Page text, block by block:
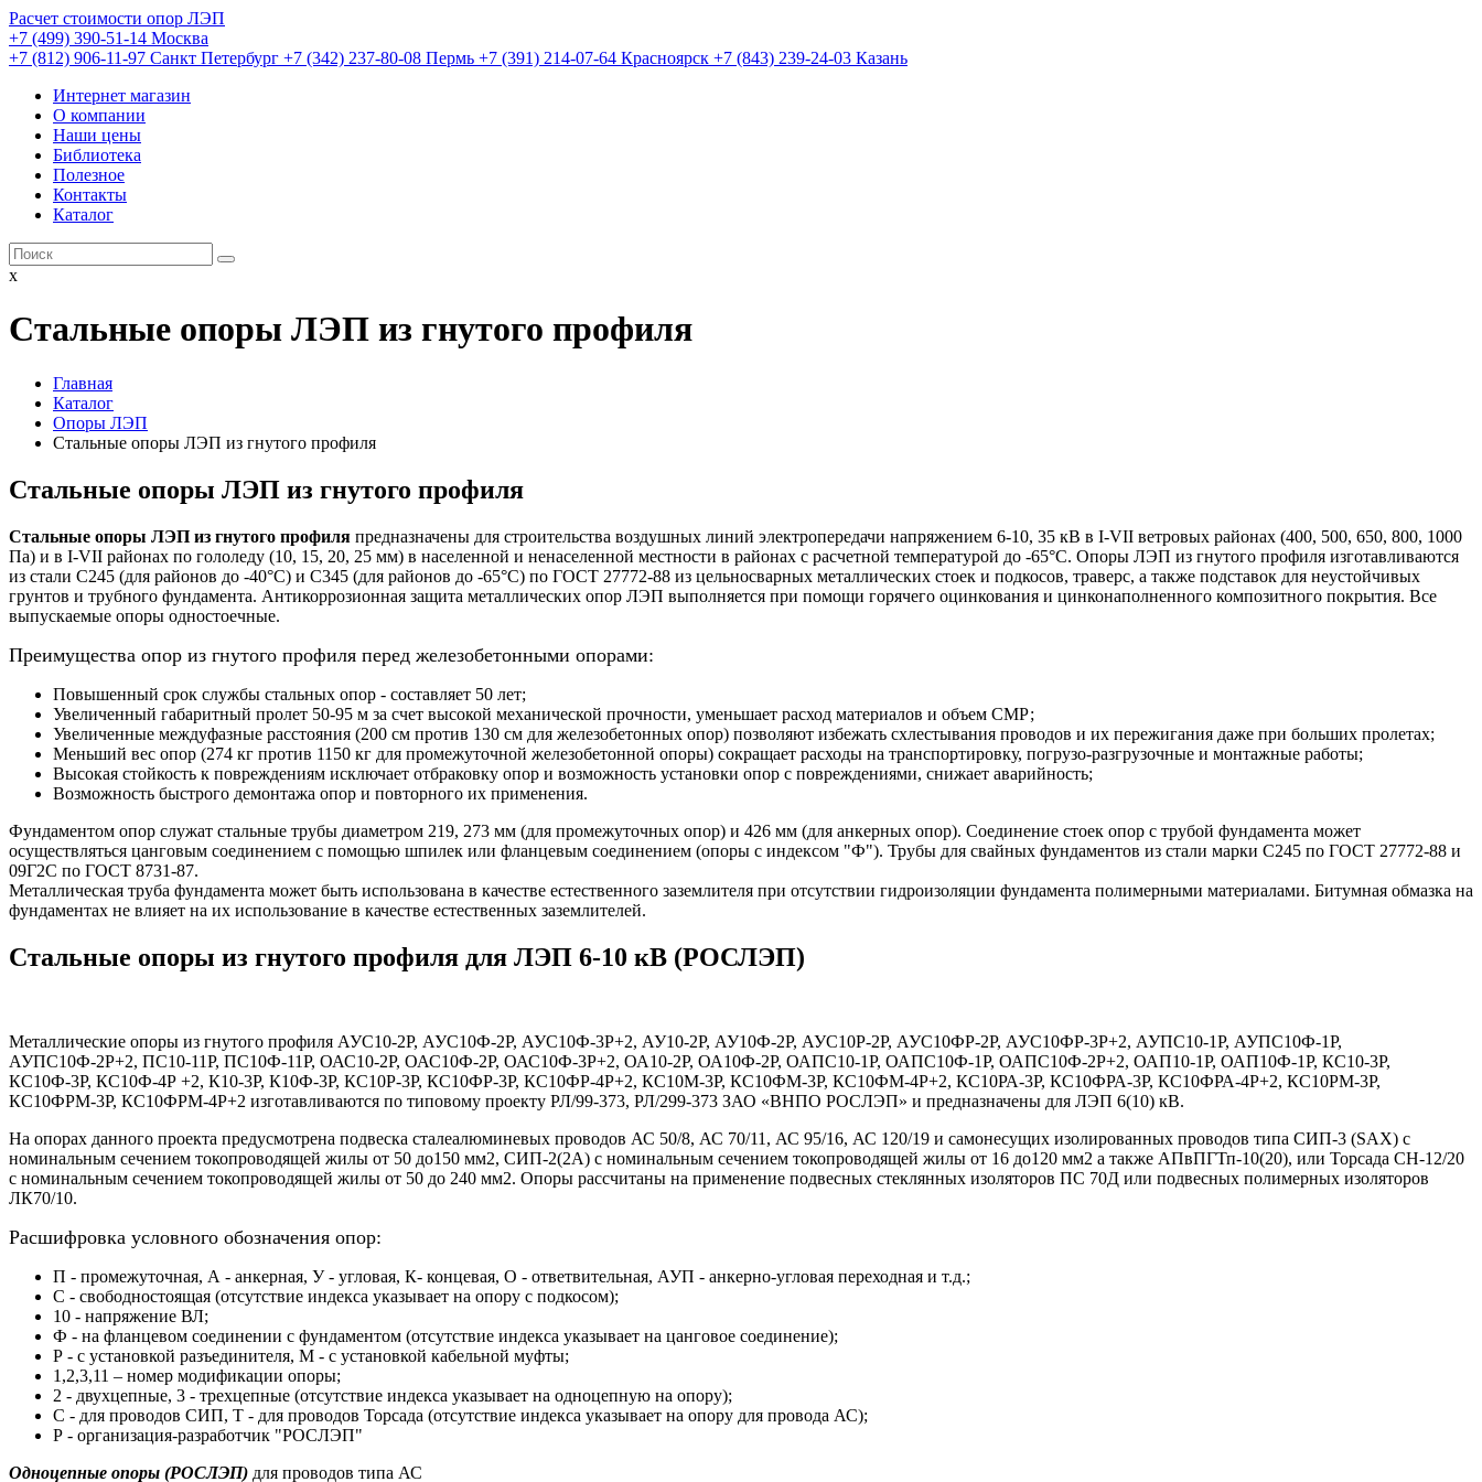
Расчет стоимости опор ЛЭП
+7 (499) 390-51-14 Москва
+7 (812) 906-11-97 Санкт Петербург +7 (342) 237-80-08 Пермь +7 (391) 214-07-64 Красноярск +7 (843) 239-24-03 Казань
Интернет магазин
О компании
Наши цены
Библиотека
Полезное
Контакты
Каталог
x
Стальные опоры ЛЭП из гнутого профиля
Главная
Каталог
Опоры ЛЭП
Стальные опоры ЛЭП из гнутого профиля
Стальные опоры ЛЭП из гнутого профиля
Стальные опоры ЛЭП из гнутого профиля предназначены для строительства воздушных линий электропередачи напряжением 6-10, 35 кВ в I-VII ветровых районах (400, 500, 650, 800, 1000
Па) и в I-VII районах по гололеду (10, 15, 20, 25 мм) в населенной и ненаселенной местности в районах с расчетной температурой до -65°С. Опоры ЛЭП из гнутого профиля изготавливаются
из стали С245 (для районов до -40°С) и С345 (для районов до -65°С) по ГОСТ 27772-88 из цельносварных металлических стоек и подкосов, траверс, а также подставок для неустойчивых
грунтов и трубного фундамента. Антикоррозионная защита металлических опор ЛЭП выполняется при помощи горячего оцинкования и цинконаполненного композитного покрытия. Все
выпускаемые опоры одностоечные.
Преимущества опор из гнутого профиля перед железобетонными опорами:
Повышенный срок службы стальных опор - составляет 50 лет;
Увеличенный габаритный пролет 50-95 м за счет высокой механической прочности, уменьшает расход материалов и объем СМР;
Увеличенные междуфазные расстояния (200 см против 130 см для железобетонных опор) позволяют избежать схлестывания проводов и их пережигания даже при больших пролетах;
Меньший вес опор (274 кг против 1150 кг для промежуточной железобетонной опоры) сокращает расходы на транспортировку, погрузо-разгрузочные и монтажные работы;
Высокая стойкость к повреждениям исключает отбраковку опор и возможность установки опор с повреждениями, снижает аварийность;
Возможность быстрого демонтажа опор и повторного их применения.
Фундаментом опор служат стальные трубы диаметром 219, 273 мм (для промежуточных опор) и 426 мм (для анкерных опор). Соединение стоек опор с трубой фундамента может
осуществляться цанговым соединением с помощью шпилек или фланцевым соединением (опоры с индексом "Ф"). Трубы для свайных фундаментов из стали марки С245 по ГОСТ 27772-88 и
09Г2С по ГОСТ 8731-87.
Металлическая труба фундамента может быть использована в качестве естественного заземлителя при отсутствии гидроизоляции фундамента полимерными материалами. Битумная обмазка на
фундаментах не влияет на их использование в качестве естественных заземлителей.
Стальные опоры из гнутого профиля для ЛЭП 6-10 кВ (РОСЛЭП)
Металлические опоры из гнутого профиля АУС10-2Р, АУС10Ф-2Р, АУС10Ф-3Р+2, АУ10-2Р, АУ10Ф-2Р, АУС10Р-2Р, АУС10ФР-2Р, АУС10ФР-3Р+2, АУПС10-1Р, АУПС10Ф-1Р,
АУПС10Ф-2Р+2, ПС10-11Р, ПС10Ф-11Р, ОАС10-2Р, ОАС10Ф-2Р, ОАС10Ф-3Р+2, ОА10-2Р, ОА10Ф-2Р, ОАПС10-1Р, ОАПС10Ф-1Р, ОАПС10Ф-2Р+2, ОАП10-1Р, ОАП10Ф-1Р, КС10-3Р,
КС10Ф-3Р, КС10Ф-4Р +2, К10-3Р, К10Ф-3Р, КС10Р-3Р, КС10ФР-3Р, КС10ФР-4Р+2, КС10М-3Р, КС10ФМ-3Р, КС10ФМ-4Р+2, КС10РА-3Р, КС10ФРА-3Р, КС10ФРА-4Р+2, КС10РМ-3Р,
КС10ФРМ-3Р, КС10ФРМ-4Р+2 изготавливаются по типовому проекту РЛ/99-373, РЛ/299-373 ЗАО «ВНПО РОСЛЭП» и предназначены для ЛЭП 6(10) кВ.
На опорах данного проекта предусмотрена подвеска сталеалюминевых проводов АС 50/8, АС 70/11, АС 95/16, АС 120/19 и самонесущих изолированных проводов типа СИП-3 (SAX) с
номинальным сечением токопроводящей жилы от 50 до150 мм2, СИП-2(2А) с номинальным сечением токопроводящей жилы от 16 до120 мм2 а также АПвПГТп-10(20), или Торсада СН-12/20
с номинальным сечением токопроводящей жилы от 50 до 240 мм2. Опоры рассчитаны на применение подвесных стеклянных изоляторов ПС 70Д или подвесных полимерных изоляторов
ЛК70/10.
Расшифровка условного обозначения опор:
П - промежуточная, А - анкерная, У - угловая, К- концевая, О - ответвительная, АУП - анкерно-угловая переходная и т.д.;
С - свободностоящая (отсутствие индекса указывает на опору с подкосом);
10 - напряжение ВЛ;
Ф - на фланцевом соединении с фундаментом (отсутствие индекса указывает на цанговое соединение);
Р - с установкой разъединителя, М - с установкой кабельной муфты;
1,2,3,11 – номер модификации опоры;
2 - двухцепные, 3 - трехцепные (отсутствие индекса указывает на одноцепную на опору);
С - для проводов СИП, Т - для проводов Торсада (отсутствие индекса указывает на опору для провода АС);
Р - организация-разработчик "РОСЛЭП"
Одноцепные опоры (РОСЛЭП) для проводов типа АС